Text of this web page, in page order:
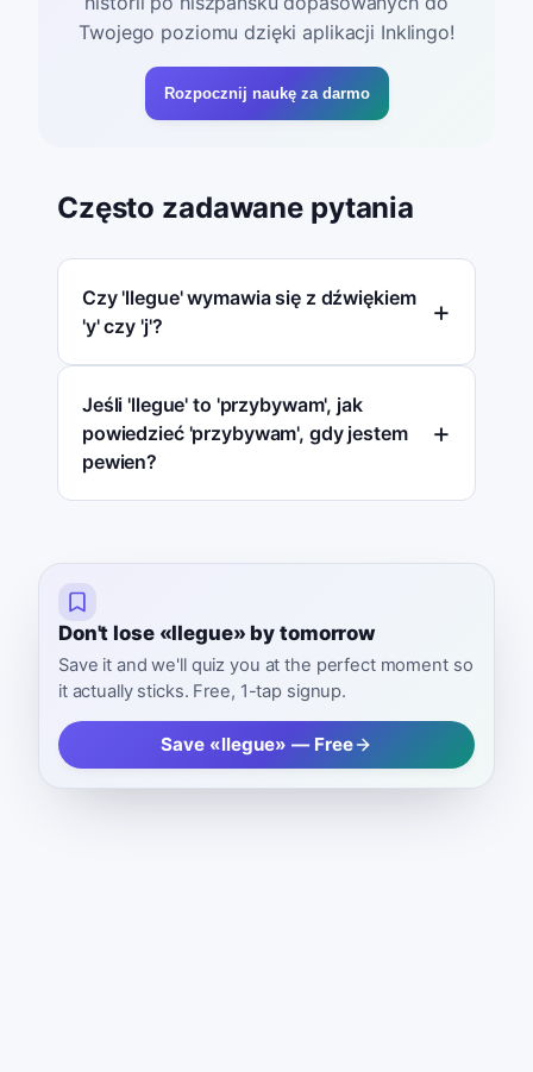
Twojego poziomu dzięki aplikacji Inklingo!
Rozpocznij naukę za darmo
Często zadawane pytania
Czy 'llegue' wymawia się z dźwiękiem
'y' czy 'j'?
Jeśli 'llegue' to 'przybywam', jak
powiedzieć 'przybywam', gdy jestem
pewien?
Don't lose «llegue» by tomorrow
Save it and we'll quiz you at the perfect moment so
it actually sticks. Free, 1-tap signup.
Save «llegue» — Free